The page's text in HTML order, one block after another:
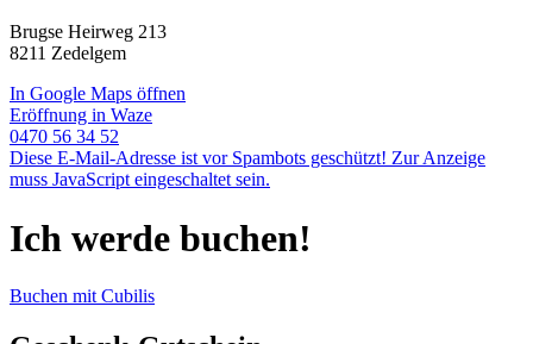
Brugse Heirweg 213
8211 Zedelgem
In Google Maps öffnen
Eröffnung in Waze
0470 56 34 52
Diese E-Mail-Adresse ist vor Spambots geschützt! Zur Anzeige
muss JavaScript eingeschaltet sein.
Ich werde buchen!
Buchen mit Cubilis